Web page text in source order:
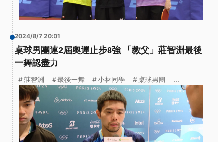
2024/8/7 20:01
桌球男團連2屆奧運止步8強 「教父」莊智淵最後
一舞認盡力
莊智淵 最後一舞 小林同學 桌球男團 ...